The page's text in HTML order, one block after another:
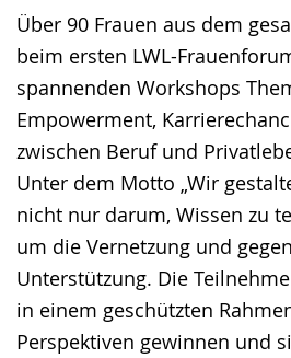
Über 90 Frauen aus dem
beim ersten LWL-
spannenden Workshops
Empowerment,
zwischen Beruf und
Unter dem Motto „Wir
nicht nur darum, Wissen zu
um die Vernetzung und
Unterstützung. Die
in einem geschützten
Perspektiven gewinnen und
angezeigt.